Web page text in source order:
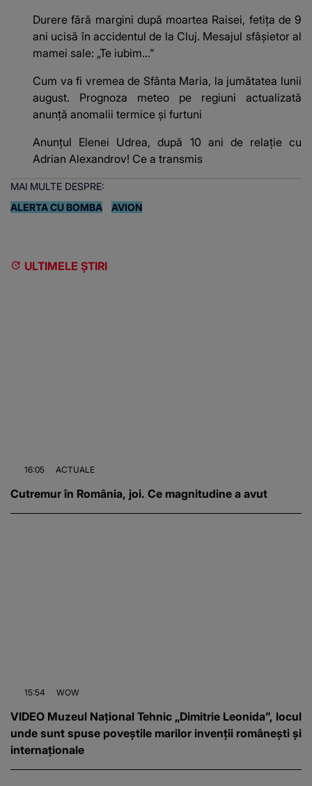
Durere fără margini după moartea Raisei, fetița de 9
ani ucisă în accidentul de la Cluj. Mesajul sfâșietor al
mamei sale: „Te iubim…”
Cum va fi vremea de Sfânta Maria, la jumătatea lunii
august. Prognoza meteo pe regiuni actualizată
anunță anomalii termice și furtuni
Anunțul Elenei Udrea, după 10 ani de relație cu
Adrian Alexandrov! Ce a transmis
MAI MULTE DESPRE:
ALERTA CU BOMBA
AVION
ULTIMELE ȘTIRI
16:05 ACTUALE
Cutremur în România, joi. Ce magnitudine a avut
15:54 WOW
VIDEO Muzeul Național Tehnic „Dimitrie Leonida”, locul
unde sunt spuse poveștile marilor invenții românești și
internaționale